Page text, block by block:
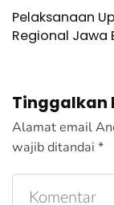
Pelaksanaan
Regional Jawa
Tinggalkan
Alamat email
wajib ditandai *